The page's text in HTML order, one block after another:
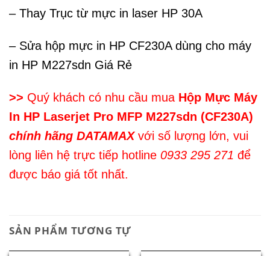
– Thay Trục từ mực in laser HP 30A
– Sửa hộp mực in HP CF230A dùng cho máy
in HP M227sdn Giá Rẻ
>> Quý khách có nhu cầu mua Hộp Mực Máy
In HP Laserjet Pro MFP M227sdn (CF230A)
chính hãng DATAMAX với số lượng lớn, vui
lòng liên hệ trực tiếp hotline 0933 295 271 để
được báo giá tốt nhất.
SẢN PHẨM TƯƠNG TỰ